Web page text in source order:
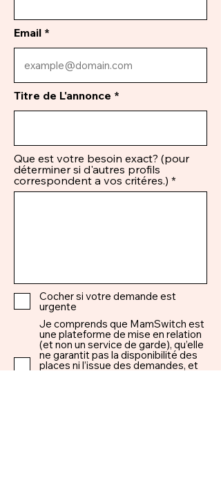
Email
Titre de L'annonce
Que est votre besoin exact? (pour
déterminer si d'autres profils
correspondent a vos critéres.)
Cocher si votre demande est
urgente
Je comprends que MamSwitch est
une plateforme de mise en relation
(et non un service de garde), qu’elle
ne garantit pas la disponibilité des
places ni l’issue des demandes, et